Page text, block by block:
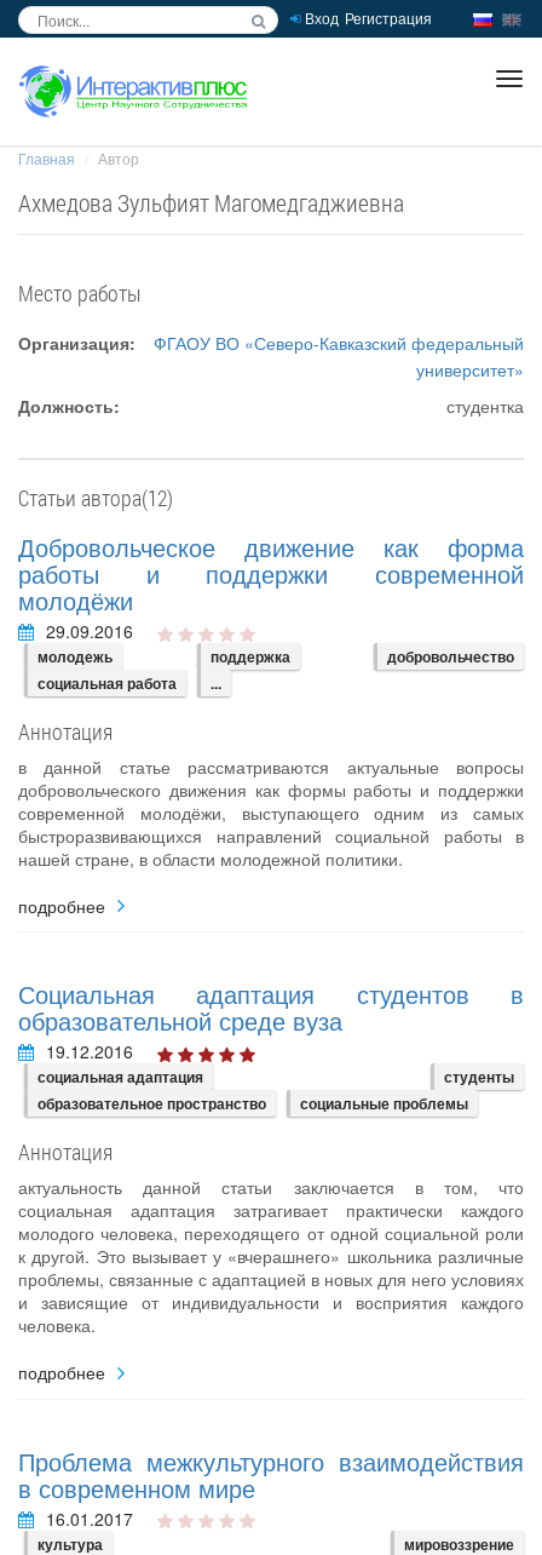
Вход Регистрация
Главная Автор
Ахмедова Зульфият Магомедгаджиевна
Место работы
Организация:
ФГАОУ ВО «Северо-Кавказский федеральный
университет»
Должность:
студентка
Статьи автора(12)
Добровольческое движение как форма
работы и поддержки современной
молодёжи
29.09.2016
молодежь поддержка
добровольчество
социальная работа
...
Аннотация
в данной статье рассматриваются актуальные вопросы
добровольческого движения как формы работы и поддержки
современной молодёжи, выступающего одним из самых
быстроразвивающихся направлений социальной работы в
нашей стране, в области молодежной политики.
подробнее
Социальная адаптация студентов в
образовательной среде вуза
19.12.2016
социальная адаптация
студенты
образовательное пространство
социальные проблемы
Аннотация
актуальность данной статьи заключается в том, что
социальная адаптация затрагивает практически каждого
молодого человека, переходящего от одной социальной роли
к другой. Это вызывает у «вчерашнего» школьника различные
проблемы, связанные с адаптацией в новых для него условиях
и зависящие от индивидуальности и восприятия каждого
человека.
подробнее
Проблема межкультурного взаимодействия
в современном мире
16.01.2017
культура
мировоззрение